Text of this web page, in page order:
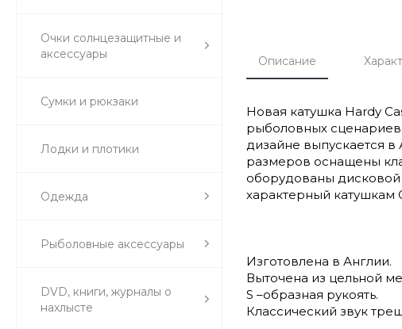
Очки солнцезащитные и
аксессуары
Сумки и рюкзаки
Лодки и плотики
Одежда
Рыболовные аксессуары
DVD, книги, журналы о
нахлысте
Описание
Новая катушка Hardy
рыболовных
дизайне выпускается
размеров оснащены
оборудованы дисковой
характерный катушкам
Изготовлена в Англии.
Выточена из цельной
S –образная рукоять.
Классический звук